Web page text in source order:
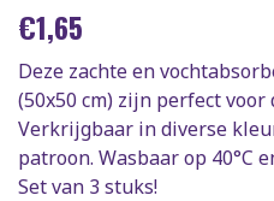
€1,65
Deze zachte en
(50x50 cm) zijn perfect
Verkrijgbaar in diverse
patroon. Wasbaar op 40°C
Set van 3 stuks!